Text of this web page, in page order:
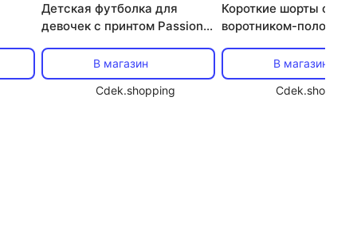
Детская футболка для
девочек с принтом Passion
В магазин
Cdek.shopping
Короткие шорты с
воротником-поло
В магазин
Cdek.shopping